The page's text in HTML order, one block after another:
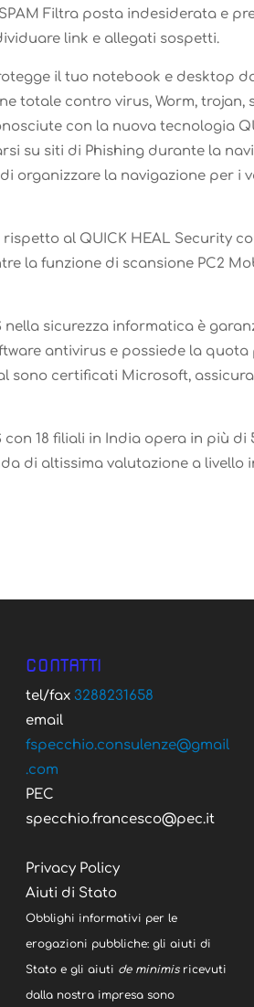
Filtra posta indesiderata e
link e allegati sospetti.
il tuo notebook e desktop
totale contro virus, Worm,
con la nuova tecnologia
su siti di Phishing durante la
organizzare la navigazione per i
al QUICK HEAL Security
la funzione di scansione PC2
nella sicurezza informatica è
antivirus e possiede la
sono certificati Microsoft,
con 18 filiali in India opera in più
di altissima valutazione a
CONTATTI
tel/fax 3288231658
email
fspecchio.consulenze@gmail
.com
PEC
specchio.francesco@pec.it
Privacy Policy
Aiuti di Stato
Obblighi informativi per le
erogazioni pubbliche: gli aiuti di
Stato e gli aiuti de minimisricevuti
dalla nostra impresa sono